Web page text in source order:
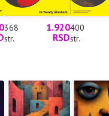
368
str.
1.920
RSD
400
str.